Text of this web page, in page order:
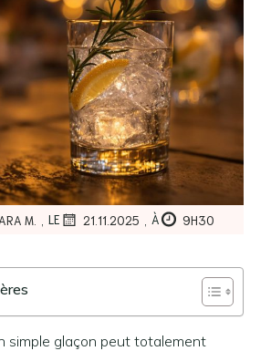
M. , LE 21.11.2025 , À 9H30
simple glaçon peut totalement